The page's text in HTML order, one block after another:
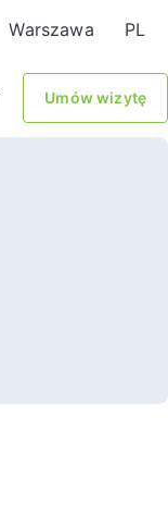
Warszawa PL
Umów wizytę